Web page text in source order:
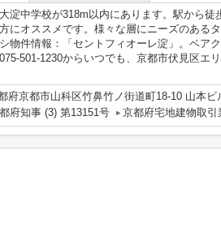
淀中学校が318m以内にあります。駅から徒
にオススメです。様々な層にニーズのある
物件情報：「セントフィオーレ淀」。ベア
501-1230からいつでも、京都市伏見区エ
府京都市山科区竹鼻竹ノ街道町18-10 山本ビ
府知事 (3) 第13151号 京都府宅地建物取引